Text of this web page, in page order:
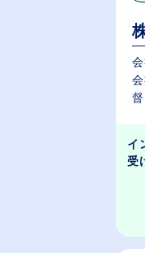
イ
受